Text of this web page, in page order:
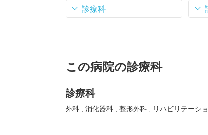
診療科
この病院の診療科
診療科
外科 消化器科 整形外科 リハビリテーシ